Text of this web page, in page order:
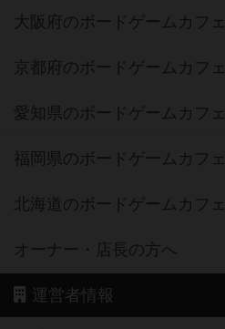
大阪府のボードゲームカフェ
京都府のボードゲームカフェ
愛知県のボードゲームカフェ
福岡県のボードゲームカフェ
北海道のボードゲームカフェ
オーナー・店長の方へ
運営者情報